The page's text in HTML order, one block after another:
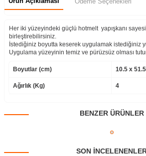
Her iki yüzeyindeki güçlü hotmelt yapışkanı
birleştirebilirsiniz.
İstediğiniz boyutta keserek uygulamak istediğiniz
Uygulama yüzeyinin temiz ve pürüzsüz olması
Boyutlar (cm) 10.5 x
Ağırlık (Kg) 4
BENZER ÜRÜNLER
SON